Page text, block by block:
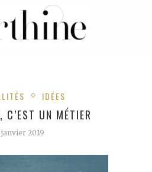
IDÉES
C’EST UN MÉTIER
janvier 2019